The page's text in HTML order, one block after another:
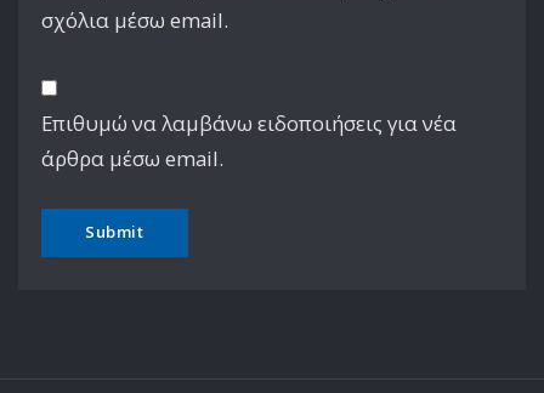
σχόλια μέσω email.
Επιθυμώ να λαμβάνω ειδοποιήσεις για νέα
άρθρα μέσω email.